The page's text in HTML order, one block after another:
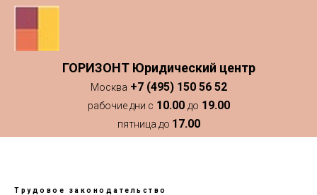
ГОРИЗОНТ Юридический центр
Москва +7 (495) 150 56 52
рабочие дни с 10.00 до 19.00
пятница до 17.00
Трудовое законодательство